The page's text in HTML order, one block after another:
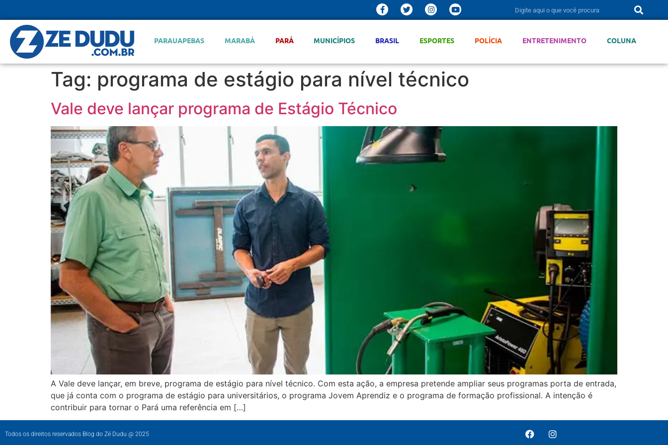
PARAUAPEBAS MARABÁ PARÁ MUNICÍPIOS BRASIL ESPORTES POLÍCIA ENTRETENIMENTO COLUNA
Tag: programa de estágio para nível técnico
Vale deve lançar programa de Estágio Técnico
A Vale deve lançar, em breve, programa de estágio para nível técnico. Com esta ação, a empresa pretende ampliar seus programas porta de entrada,
que já conta com o programa de estágio para universitários, o programa Jovem Aprendiz e o programa de formação profissional. A intenção é
contribuir para tornar o Pará uma referência em […]
Todos os direitos reservados Blog do Zé Dudu @ 2025